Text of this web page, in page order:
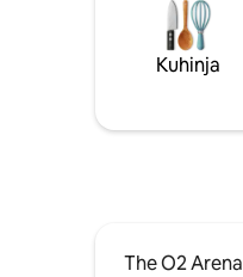
Kuhinja
The O2 Arena